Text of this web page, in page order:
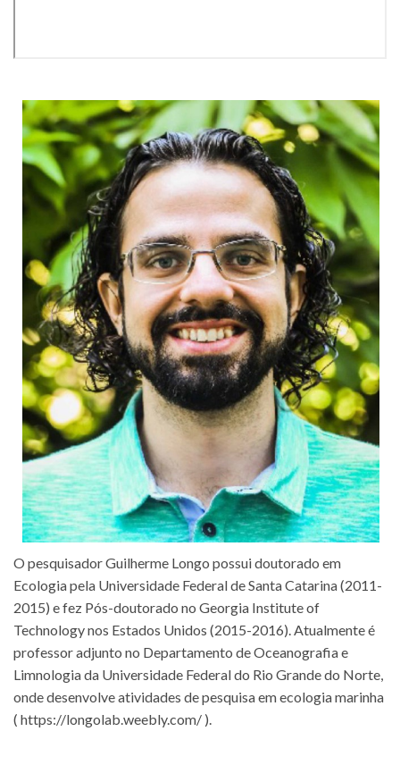
O pesquisador Guilherme Longo possui doutorado em
Ecologia pela Universidade Federal de Santa Catarina (2011-
2015) e fez Pós-doutorado no Georgia Institute of
Technology nos Estados Unidos (2015-2016). Atualmente é
professor adjunto no Departamento de Oceanografia e
Limnologia da Universidade Federal do Rio Grande do Norte,
onde desenvolve atividades de pesquisa em ecologia marinha
( https://longolab.weebly.com/ ).